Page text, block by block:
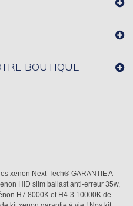
xenon Next-Tech® GARANTIE A
HID slim ballast anti-erreur 35w,
H7 8000K et H4-3 10000K de
BOUTIQUE